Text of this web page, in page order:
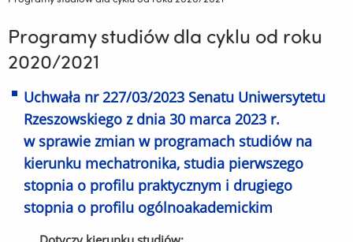
Programy studiów dla cyklu od roku
2020/2021
Uchwała nr 227/03/2023 Senatu Uniwersytetu
Rzeszowskiego z dnia 30 marca 2023 r.
w sprawie zmian w programach studiów na
kierunku mechatronika, studia pierwszego
stopnia o profilu praktycznym i drugiego
stopnia o profilu ogólnoakademickim